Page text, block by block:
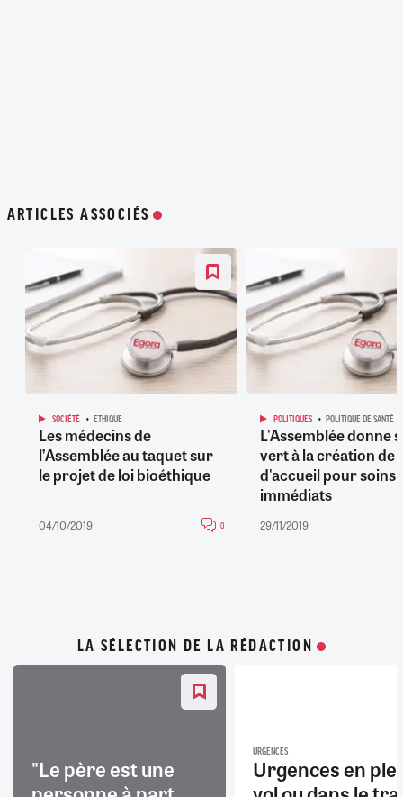
ARTICLES ASSOCIÉS
SOCIÉTÉ ETHIQUE
Les médecins de
l’Assemblée au taquet sur
le projet de loi bioéthique
04/10/2019 0
POLITIQUES POLITIQUE DE SANTÉ
L'Assemblée donne
vert à la création de
d'accueil pour soins
immédiats
29/11/2019
LA SÉLECTION DE LA RÉDACTION
"Le père est une
URGENCES
Urgences en